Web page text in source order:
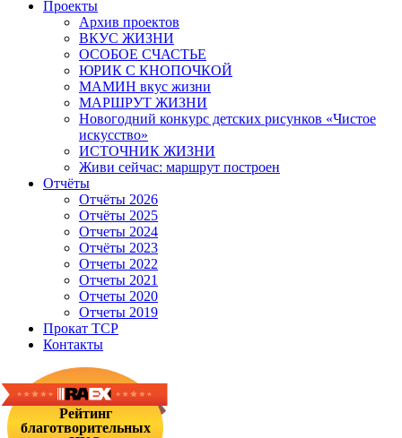
Проекты
Архив проектов
ВКУС ЖИЗНИ
ОСОБОЕ СЧАСТЬЕ
ЮРИК С КНОПОЧКОЙ
МАМИН вкус жизни
МАРШРУТ ЖИЗНИ
Новогодний конкурс детских рисунков «Чистое
искусство»
ИСТОЧНИК ЖИЗНИ
Живи сейчас: маршрут построен
Отчёты
Отчёты 2026
Отчёты 2025
Отчеты 2024
Отчёты 2023
Отчеты 2022
Отчеты 2021
Отчеты 2020
Отчеты 2019
Прокат ТСР
Контакты
Рейтинг
благотворительных